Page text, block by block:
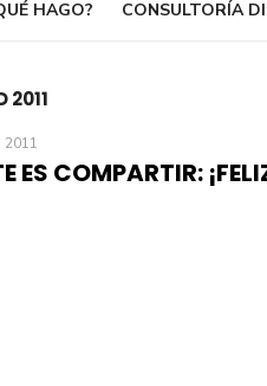
HAGO? CONSULTORÍA
2011
2011
ES COMPARTIR: